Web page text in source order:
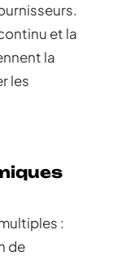
et la
la
les
:
de